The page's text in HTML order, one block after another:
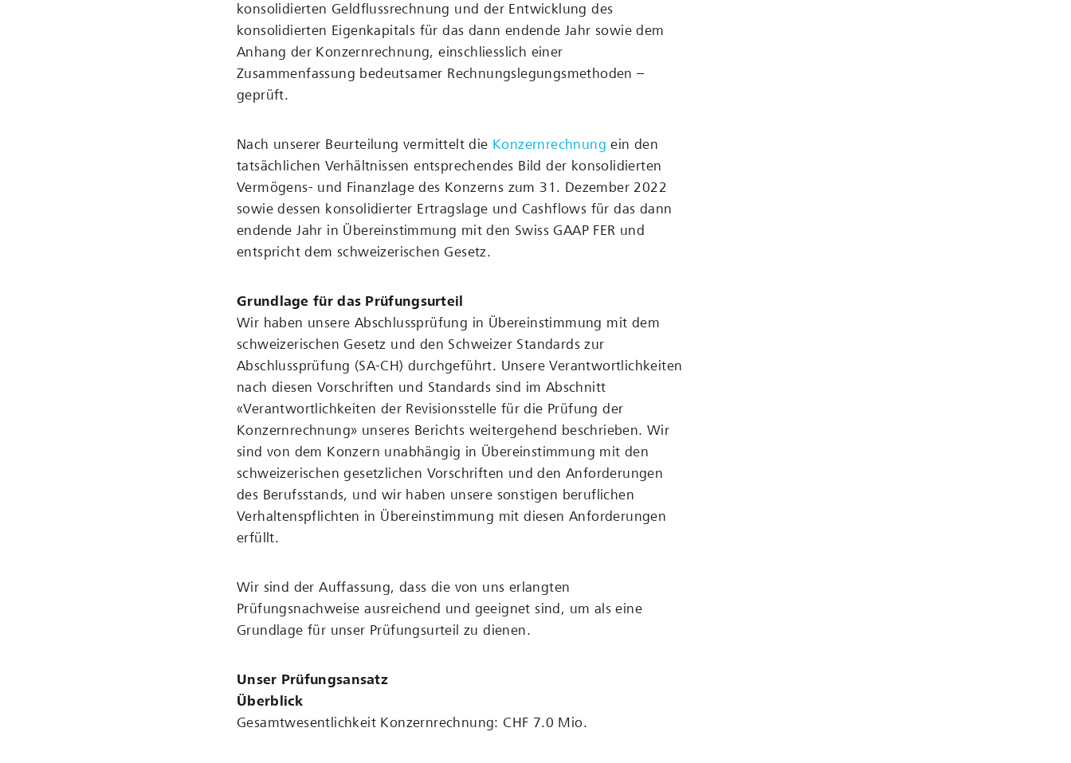
konsolidierten Geldflussrechnung und der Entwicklung des
konsolidierten Eigenkapitals für das dann endende Jahr sowie dem
Anhang der Konzernrechnung, einschliesslich einer
Zusammenfassung bedeutsamer Rechnungslegungsmethoden –
geprüft.
Nach unserer Beurteilung vermittelt die Konzernrechnung ein den
tatsächlichen Verhältnissen entsprechendes Bild der konsolidierten
Vermögens- und Finanzlage des Konzerns zum 31. Dezember 2022
sowie dessen konsolidierter Ertragslage und Cashflows für das dann
endende Jahr in Übereinstimmung mit den Swiss GAAP FER und
entspricht dem schweizerischen Gesetz.
Grundlage für das Prüfungsurteil
Wir haben unsere Abschlussprüfung in Übereinstimmung mit dem
schweizerischen Gesetz und den Schweizer Standards zur
Abschlussprüfung (SA-CH) durchgeführt. Unsere Verantwortlichkeiten
nach diesen Vorschriften und Standards sind im Abschnitt
«Verantwortlichkeiten der Revisionsstelle für die Prüfung der
Konzernrechnung» unseres Berichts weitergehend beschrieben. Wir
sind von dem Konzern unabhängig in Übereinstimmung mit den
schweizerischen gesetzlichen Vorschriften und den Anforderungen
des Berufsstands, und wir haben unsere sonstigen beruflichen
Verhaltenspflichten in Übereinstimmung mit diesen Anforderungen
erfüllt.
Wir sind der Auffassung, dass die von uns erlangten
Prüfungsnachweise ausreichend und geeignet sind, um als eine
Grundlage für unser Prüfungsurteil zu dienen.
Unser Prüfungsansatz
Überblick
Gesamtwesentlichkeit Konzernrechnung: CHF 7.0 Mio.